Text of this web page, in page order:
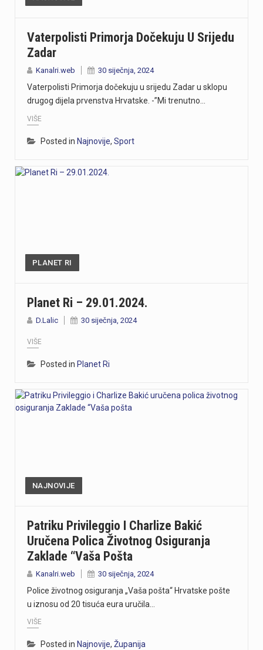
Vaterpolisti Primorja Dočekuju U Srijedu
Zadar
Kanalri.web 30 siječnja, 2024
Vaterpolisti Primorja dočekuju u srijedu Zadar u sklopu
drugog dijela prvenstva Hrvatske. -”Mi trenutno…
VIŠE
Posted in Najnovije, Sport
PLANET RI
Planet Ri – 29.01.2024.
D.Lalic 30 siječnja, 2024
VIŠE
Posted in Planet Ri
NAJNOVIJE
Patriku Privileggio I Charlize Bakić
Uručena Polica Životnog Osiguranja
Zaklade “Vaša Pošta
Kanalri.web 30 siječnja, 2024
Police životnog osiguranja „Vaša pošta“ Hrvatske pošte
u iznosu od 20 tisuća eura uručila…
VIŠE
Posted in Najnovije, Županija